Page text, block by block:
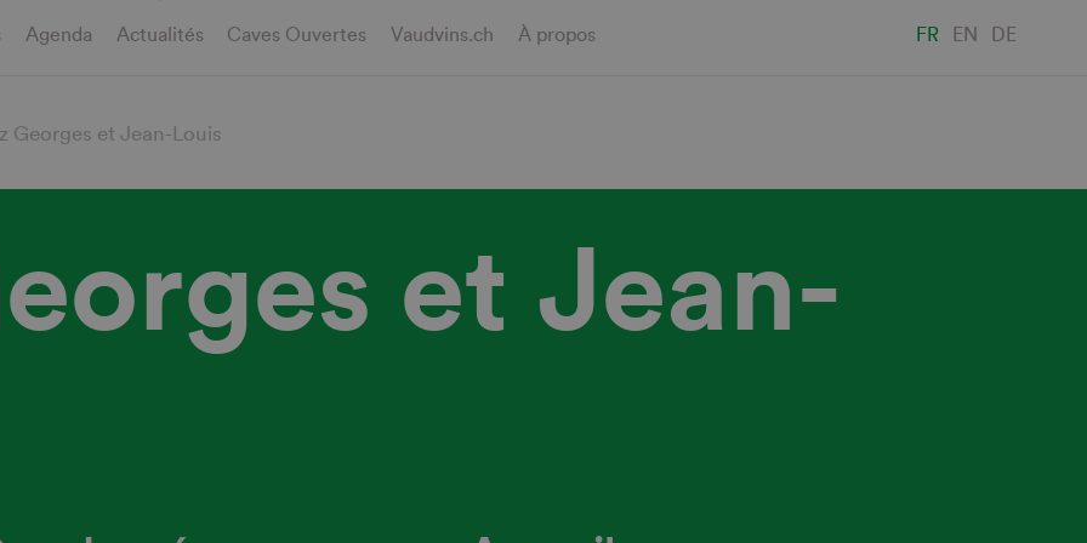
Agenda Actualités Caves Ouvertes Vaudvins.ch À propos FR EN DE
Georges et Jean-Louis
et Jean-